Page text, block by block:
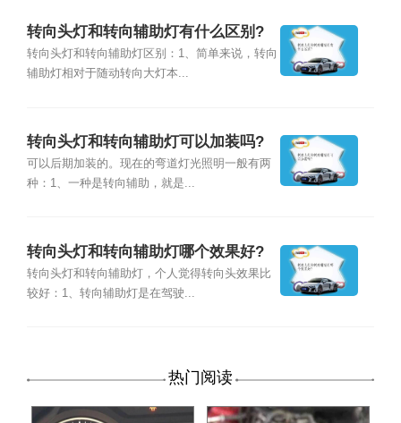
转向头灯和转向辅助灯有什么区别?
转向头灯和转向辅助灯区别：1、简单来说，转向
辅助灯相对于随动转向大灯本...
转向头灯和转向辅助灯可以加装吗?
可以后期加装的。现在的弯道灯光照明一般有两
种：1、一种是转向辅助，就是...
转向头灯和转向辅助灯哪个效果好?
转向头灯和转向辅助灯，个人觉得转向头效果比
较好：1、转向辅助灯是在驾驶...
热门阅读